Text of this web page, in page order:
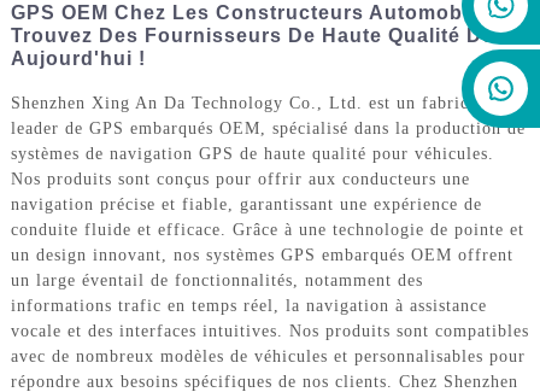
GPS OEM Chez Les Constructeurs Automobiles :
Trouvez Des Fournisseurs De Haute Qualité Dès
Aujourd'hui !
Shenzhen Xing An Da Technology Co., Ltd. est un fabricant
leader de GPS embarqués OEM, spécialisé dans la production de
systèmes de navigation GPS de haute qualité pour véhicules.
Nos produits sont conçus pour offrir aux conducteurs une
navigation précise et fiable, garantissant une expérience de
conduite fluide et efficace. Grâce à une technologie de pointe et
un design innovant, nos systèmes GPS embarqués OEM offrent
un large éventail de fonctionnalités, notamment des
informations trafic en temps réel, la navigation à assistance
vocale et des interfaces intuitives. Nos produits sont compatibles
avec de nombreux modèles de véhicules et personnalisables pour
répondre aux besoins spécifiques de nos clients. Chez Shenzhen